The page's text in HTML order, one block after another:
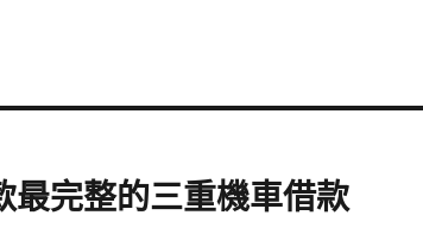
最完整的三重機車借款